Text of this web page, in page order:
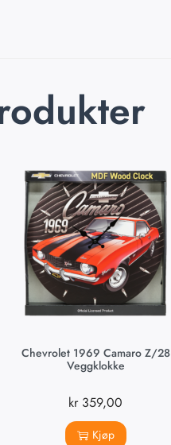
Chevrolet 1969 Camaro Z/28
Veggklokke
kr359,00
Kjøp